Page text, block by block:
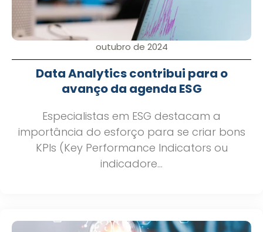
outubro de 2024
Data Analytics contribui para o
avanço da agenda ESG
Especialistas em ESG destacam a
importância do esforço para se criar bons
KPIs (Key Performance Indicators ou
indicadore...